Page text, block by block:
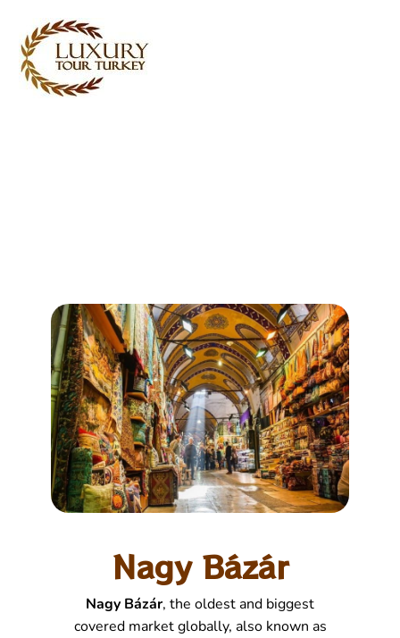
Nagy Bázár
Nagy Bázár, the oldest and biggest
covered market globally, also known as